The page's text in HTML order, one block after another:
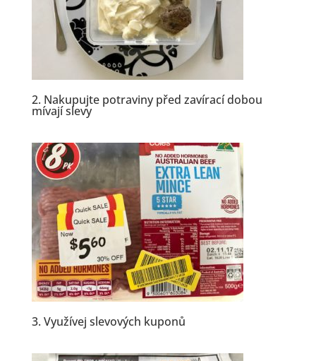
2. Nakupujte potravinypřed zavírací dobou
mívají slevy
3. Využívej slevových kuponů